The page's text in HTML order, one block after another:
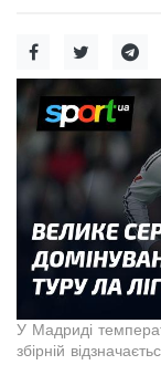
У Мадриді
збірній